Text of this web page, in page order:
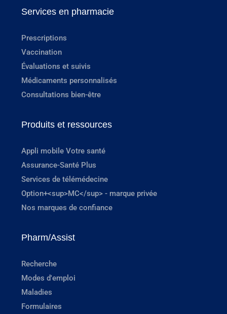
Services en pharmacie
Prescriptions
Vaccination
Évaluations et suivis
Médicaments personnalisés
Consultations bien-être
Produits et ressources
Appli mobile Votre santé
Assurance-Santé Plus
Services de télémédecine
Option+<sup>MC</sup> - marque privée
Nos marques de confiance
Pharm/Assist
Recherche
Modes d'emploi
Maladies
Formulaires